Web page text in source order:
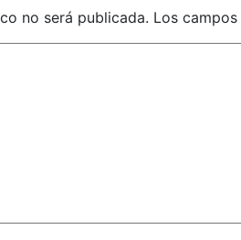
no será publicada. Los